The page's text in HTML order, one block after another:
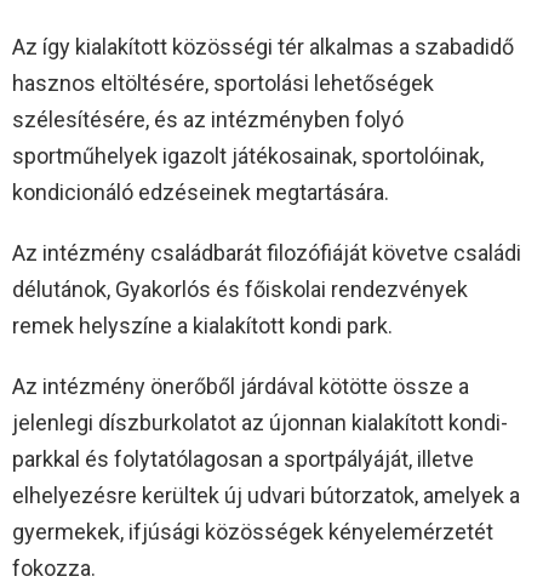
Az így kialakított közösségi tér alkalmas a szabadidő
hasznos eltöltésére, sportolási lehetőségek
szélesítésére, és az intézményben folyó
sportműhelyek igazolt játékosainak, sportolóinak,
kondicionáló edzéseinek megtartására.
Az intézmény családbarát filozófiáját követve családi
délutánok, Gyakorlós és főiskolai rendezvények
remek helyszíne a kialakított kondi park.
Az intézmény önerőből járdával kötötte össze a
jelenlegi díszburkolatot az újonnan kialakított kondi-
parkkal és folytatólagosan a sportpályáját, illetve
elhelyezésre kerültek új udvari bútorzatok, amelyek a
gyermekek, ifjúsági közösségek kényelemérzetét
fokozza.